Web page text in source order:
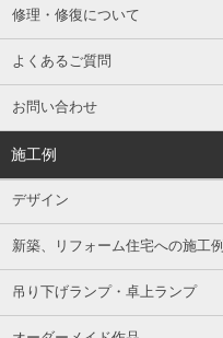
修理・修復について
よくあるご質問
お問い合わせ
施工例
デザイン
新築、リフォーム住宅への施工例
吊り下げランプ・卓上ランプ